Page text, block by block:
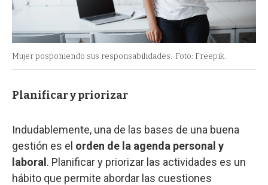
Mujer posponiendo sus responsabilidades. Foto: Freepik.
Planificar y priorizar
Indudablemente, una de las bases de una buena
gestión es el orden de la agenda personal y
laboral . Planificar y priorizar las actividades es un
hábito que permite abordar las cuestiones